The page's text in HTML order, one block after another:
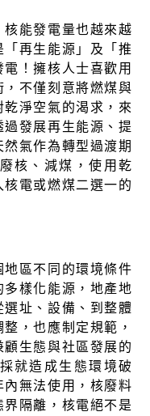
能發電量也越來越
再生能源」及「推
！擁核人士喜歡用
，不僅刻意將燃煤與
淨空氣的渴求，來
發展再生能源、提
氣作為轉型過渡期
核、減煤，使用乾
電或燃煤二選一的
區不同的環境條件
樣化能源，地產地
址、設備、到整體
，也應制定規範，
生態與社區發展的
就造成生態環境破
無法使用，核廢料
隔離，核電絕不是